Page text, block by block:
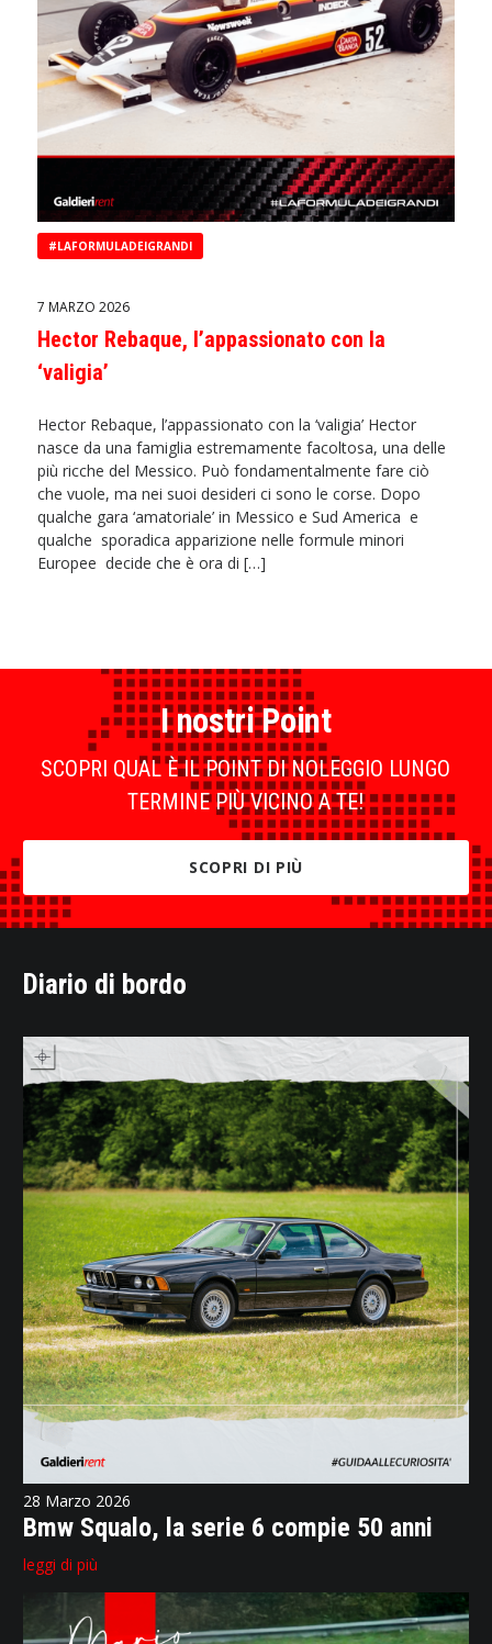
#LAFORMULADEIGRANDI
7 MARZO 2026
Hector Rebaque, l’appassionato con la
‘valigia’
Hector Rebaque, l’appassionato con la ‘valigia’ Hector
nasce da una famiglia estremamente facoltosa, una delle
più ricche del Messico. Può fondamentalmente fare ciò
che vuole, ma nei suoi desideri ci sono le corse. Dopo
qualche gara ‘amatoriale’ in Messico e Sud America e
qualche sporadica apparizione nelle formule minori
Europee decide che è ora di […]
I nostri Point
SCOPRI QUAL È IL POINT DI NOLEGGIO LUNGO
TERMINE PIÙ VICINO A TE!
SCOPRI DI PIÙ
Diario di bordo
28 Marzo 2026
Bmw Squalo, la serie 6 compie 50 anni
leggi di più